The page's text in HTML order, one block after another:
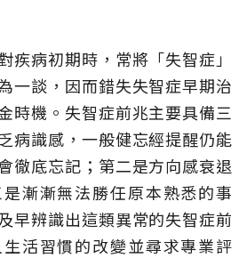
疾病初期時，常將「失智症」
一談，因而錯失失智症早期治
時機。失智症前兆主要具備三
病識感，一般健忘經提醒仍能
徹底忘記；第二是方向感衰退
漸漸無法勝任原本熟悉的事
早辨識出這類異常的失智症前
活習慣的改變並尋求專業評